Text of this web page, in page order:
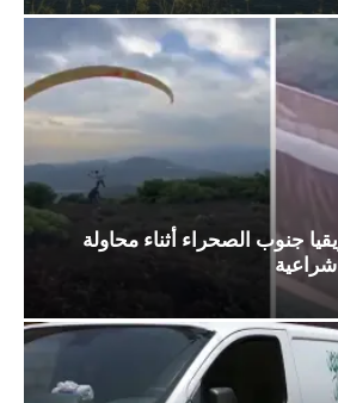
جنوب الصحراء أثناء محاولة